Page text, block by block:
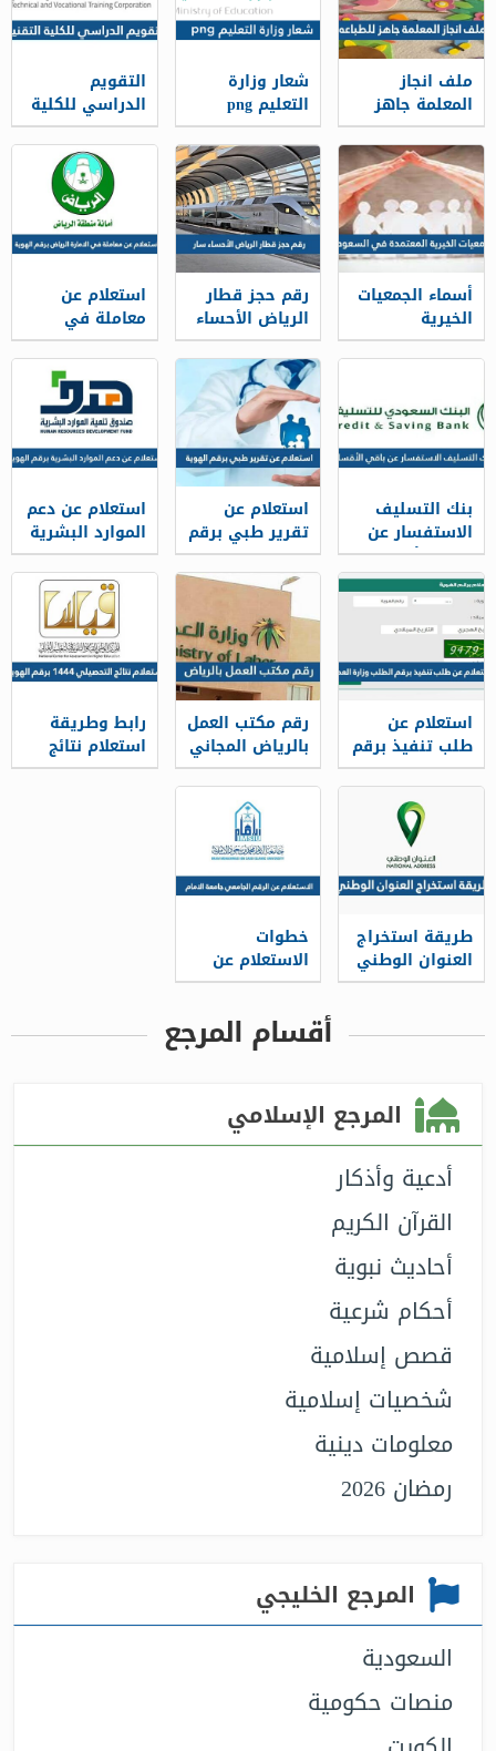
ملف انجاز
المعلمة جاهز
للطباعه 1448
شعار وزارة
التعليم png
الجديد 1448
التقويم
الدراسي للكلية
التقنية 1448
أسماء الجمعيات
الخيرية
المعتمدة في
السعودية
رقم حجز قطار
الرياض الأحساء
سار محطة
القطار الموحد
1448
استعلام عن
معاملة في
الامارة الرياض
برقم الهوية
1448
بنك التسليف
الاستفسار عن
باقي الأقساط
برقم الهوية
1448
استعلام عن
تقرير طبي برقم
الهوية 1448
استعلام عن دعم
الموارد البشرية
برقم الهوية
1448
استعلام عن
طلب تنفيذ برقم
الطلب وزارة
العدل 1448
رقم مكتب العمل
بالرياض المجاني
الشكاوي
والاستفسارات
رابط وطريقة
استعلام نتائج
التحصيلي 1448
طريقة استخراج
العنوان الوطني
برقم الهوية
خطوات
الاستعلام عن
الرقم الجامعي
1448
أقسام المرجع
المرجع الإسلامي
أدعية وأذكار
القرآن الكريم
أحاديث نبوية
أحكام شرعية
قصص إسلامية
شخصيات إسلامية
معلومات دينية
رمضان 2026
المرجع الخليجي
السعودية
منصات حكومية